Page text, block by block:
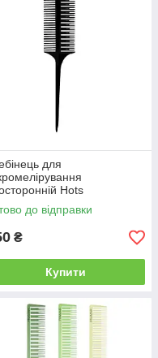
для
Hots
Size 04, чорний
BLK)
до відправки
₴
Купити